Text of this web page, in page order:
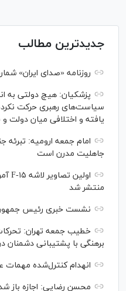
جدیدترین مطالب
روزنامه «صدای ایران» شماره ۴۱۲| وقتِ
پزشکیان: هیچ دولتی به
سیاست‌های رهبری حرکت
یافته و اختلافی میان دولت
امام جمعه ارومیه: تبرئه
جاهلیت مدرن است
منتشر شد
نشست خبری رئیس‌ جمهور
خطیب جمعه تهران:
برهنگی با پشتیبانی دشمنان
انهدام کنترل‌شده مهمات
محسن رضایی: اجازه باز